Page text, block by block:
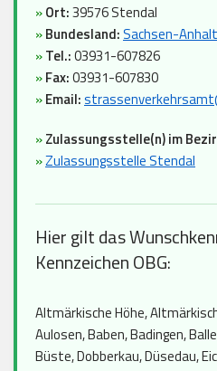
»Ort:39576 Stendal
»Bundesland:Sachsen-Anhalt
»Tel.:03931-607826
»Fax:03931-607830
»Email:
»Zulassungsstelle(n) im
»Zulassungsstelle Stendal
Hier gilt das
Kennzeichen OBG:
Altmärkische Höhe,
Aulosen, Baben, Badingen,
Büste, Dobberkau, Düsedau,